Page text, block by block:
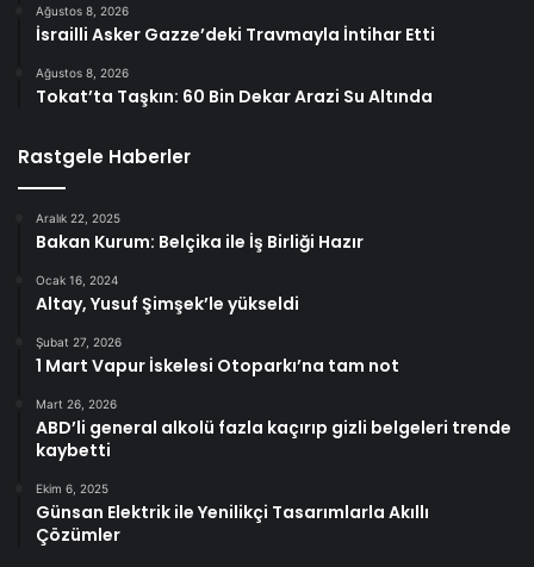
Ağustos 8, 2026
İsrailli Asker Gazze’deki Travmayla İntihar Etti
Ağustos 8, 2026
Tokat’ta Taşkın: 60 Bin Dekar Arazi Su Altında
Rastgele Haberler
Aralık 22, 2025
Bakan Kurum: Belçika ile İş Birliği Hazır
Ocak 16, 2024
Altay, Yusuf Şimşek’le yükseldi
Şubat 27, 2026
1 Mart Vapur İskelesi Otoparkı’na tam not
Mart 26, 2026
ABD’li general alkolü fazla kaçırıp gizli belgeleri trende
kaybetti
Ekim 6, 2025
Günsan Elektrik ile Yenilikçi Tasarımlarla Akıllı
Çözümler